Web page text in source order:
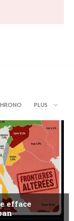
PLUS
efface